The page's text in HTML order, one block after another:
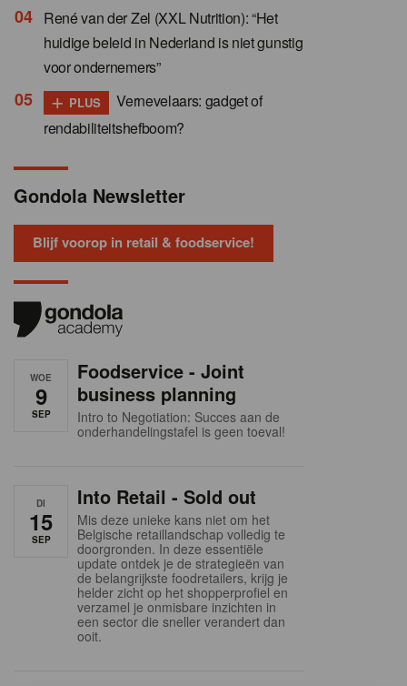
René van der Zel (XXL Nutrition): “Het
huidige beleid in Nederland is niet gunstig
voor ondernemers”
+ PLUS
Vernevelaars: gadget of
rendabiliteitshefboom?
Gondola Newsletter
Blijf voorop in retail & foodservice!
WOE
9
SEP
Foodservice - Joint
business planning
Intro to Negotiation: Succes aan de
onderhandelingstafel is geen toeval!
DI
15
SEP
Into Retail - Sold out
Mis deze unieke kans niet om het
Belgische retaillandschap volledig te
doorgronden. In deze essentiële
update ontdek je de strategieën van
de belangrijkste foodretailers, krijg je
helder zicht op het shopperprofiel en
verzamel je onmisbare inzichten in
een sector die sneller verandert dan
ooit.